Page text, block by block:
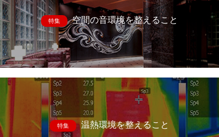
特集 空間の音環境を整えること
特集 温熱環境を整えること